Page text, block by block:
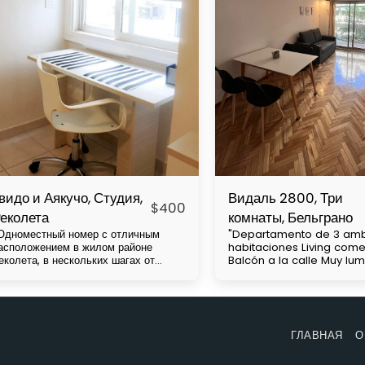
и Аякучо, Студия,
$400
номер с отличным
в жилом районе
в нескольких шагах от
автобусных линий и
Видаль 2800, Три
комнаты, Бельграно
"Departamento de 3
habitaciones Living
Balcón a la calle Muy
transporte (subte línea
aproximadas de $130.000
ГЛАВНАЯ